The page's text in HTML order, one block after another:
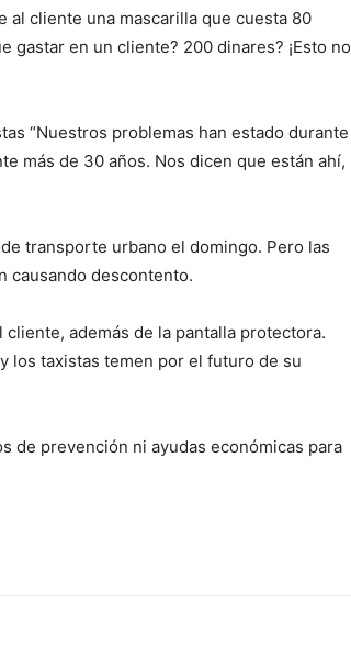
cliente una mascarilla que cuesta 80
en un cliente? 200 dinares? ¡Esto no
“Nuestros problemas han estado durante
más de 30 años. Nos dicen que están ahí,
transporte urbano el domingo. Pero las
causando descontento.
además de la pantalla protectora.
los taxistas temen por el futuro de su
de prevención ni ayudas económicas para